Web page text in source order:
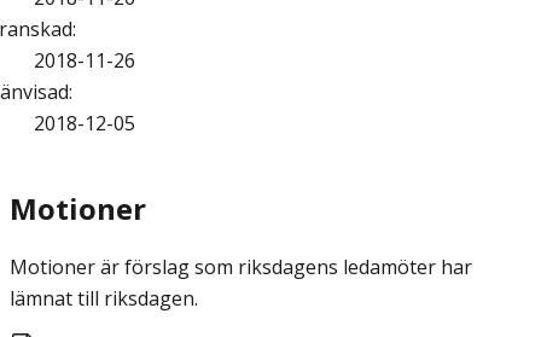
:
2018-11-26
:
2018-12-05
Motioner
Motioner är förslag som riksdagens ledamöter har
lämnat till riksdagen.